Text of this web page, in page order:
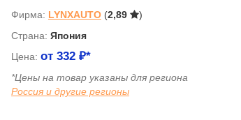
Фирма: LYNXAUTO (2,89
)
Страна: Япония
Цена: от 332 ₽*
*Цены на товар указаны для региона
Россия и другие регионы